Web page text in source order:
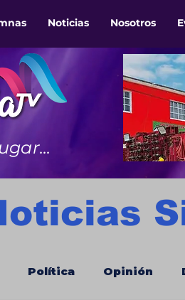
Noticias Nosotros
Política Opinión